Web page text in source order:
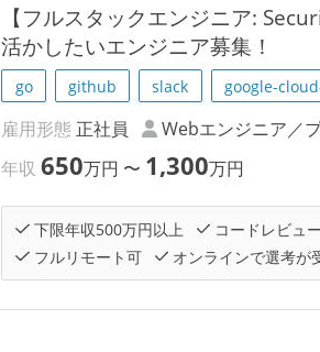
【フルスタックエンジニア:
活かしたいエンジニア募集！
go github slack google-
雇用形態 正社員 Webエンジニア／
年収650万円 〜 1,300万円
下限年収500万円以上 コードレビュ
フルリモート可
オンラインで選考が